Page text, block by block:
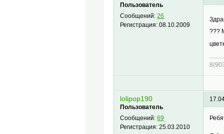
Пользователь
Сообщений:26
Регистрация:08.10.2009
???
lolipop190
Пользователь
Сообщений:69
Регистрация:25.03.2010